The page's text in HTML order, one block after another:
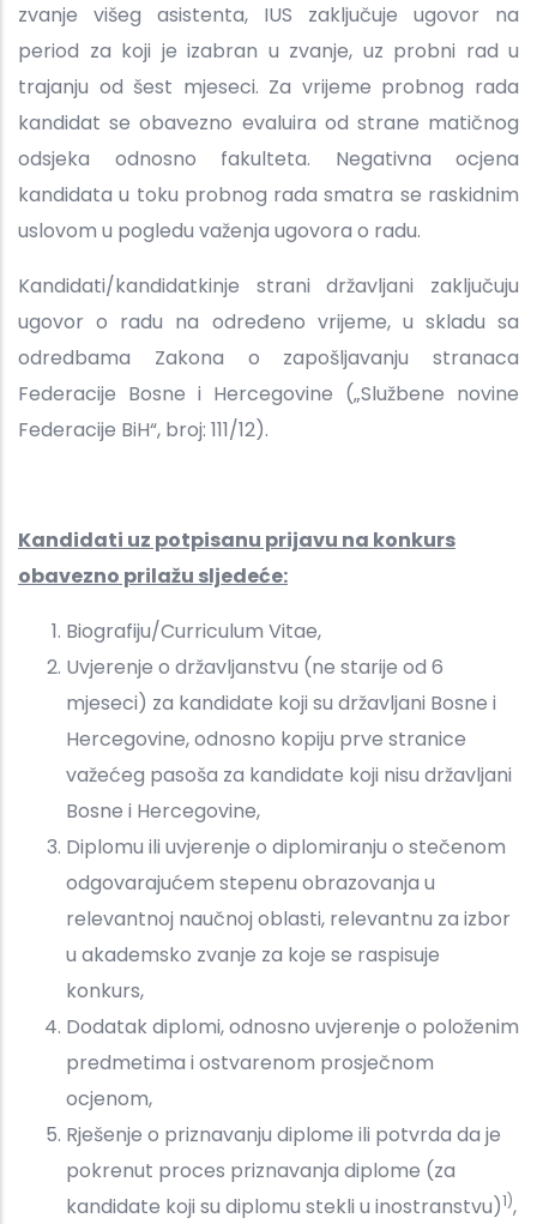
zvanje višeg asistenta, IUS zaključuje ugovor na
period za koji je izabran u zvanje, uz probni rad u
trajanju od šest mjeseci. Za vrijeme probnog rada
kandidat se obavezno evaluira od strane matičnog
odsjeka odnosno fakulteta. Negativna ocjena
kandidata u toku probnog rada smatra se raskidnim
uslovom u pogledu važenja ugovora o radu.
Kandidati/kandidatkinje strani državljani zaključuju
ugovor o radu na određeno vrijeme, u skladu sa
odredbama Zakona o zapošljavanju stranaca
Federacije Bosne i Hercegovine („Službene novine
Federacije BiH“, broj: 111/12).
Kandidati uz potpisanu prijavu na konkurs
obavezno prilažu sljedeće:
Biografiju/Curriculum Vitae,
Uvjerenje o državljanstvu (ne starije od 6
mjeseci) za kandidate koji su državljani Bosne i
Hercegovine, odnosno kopiju prve stranice
važećeg pasoša za kandidate koji nisu državljani
Bosne i Hercegovine,
Diplomu ili uvjerenje o diplomiranju o stečenom
odgovarajućem stepenu obrazovanja u
relevantnoj naučnoj oblasti, relevantnu za izbor
u akademsko zvanje za koje se raspisuje
konkurs,
Dodatak diplomi, odnosno uvjerenje o položenim
predmetima i ostvarenom prosječnom
ocjenom,
Rješenje o priznavanju diplome ili potvrda da je
pokrenut proces priznavanja diplome (za
kandidate koji su diplomu stekli u inostranstvu)1),